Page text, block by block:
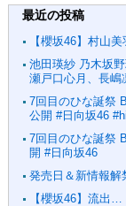
最近の投稿
【櫻坂46】村山
池田瑛紗 乃木坂
瀬戸口心月、長嶋
7回目のひな誕祭
公開 #日向坂46
7回目のひな誕祭
開 #日向坂46
発売日＆新情報解
【櫻坂46】流出